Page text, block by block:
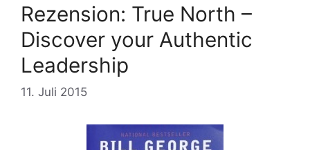
Rezension: True North –
Discover your Authentic
Leadership
11. Juli 2015